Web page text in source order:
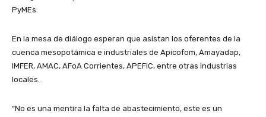
PyMEs.
En la mesa de diálogo esperan que asistan los oferentes de la
cuenca mesopotámica e industriales de Apicofom, Amayadap,
IMFER, AMAC, AFoA Corrientes, APEFIC, entre otras industrias
locales.
“No es una mentira la falta de abastecimiento, este es un